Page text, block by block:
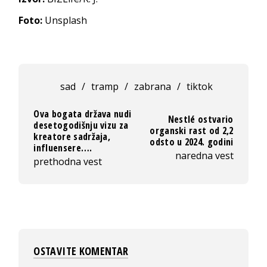
Foto: Unsplash
sad / tramp / zabrana / tiktok
Ova bogata država nudi
desetogodišnju vizu za
kreatore sadržaja,
influensere….
prethodna vest
Nestlé ostvario
organski rast od 2,2
odsto u 2024. godini
naredna vest
OSTAVITE KOMENTAR